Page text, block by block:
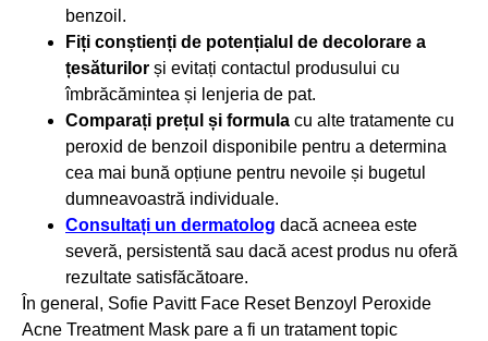
benzoil.
Fiți conștienți de potențialul de decolorare a
țesăturilor și evitați contactul produsului cu
îmbrăcămintea și lenjeria de pat.
Comparați prețul și formula cu alte tratamente cu
peroxid de benzoil disponibile pentru a determina
cea mai bună opțiune pentru nevoile și bugetul
dumneavoastră individuale.
Consultați un dermatolog dacă acneea este
severă, persistentă sau dacă acest produs nu oferă
rezultate satisfăcătoare.
În general, Sofie Pavitt Face Reset Benzoyl Peroxide
Acne Treatment Mask pare a fi un tratament topic